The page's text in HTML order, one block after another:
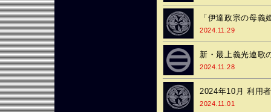
「伊達政宗の母
2024.11.29
新・最上義光連歌
2024.11.28
2024年10月 利用
2024.11.01